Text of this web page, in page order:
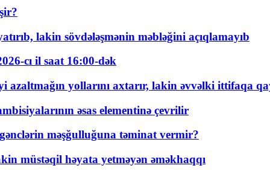
lakin sövdələşmənin məbləğini açıqlamayıb
cı il saat 16:00-dək
yollarını axtarır, lakin əvvəlki ittifaqa
əsas elementinə çevrilir
məşğulluğuna təminat vermir?
müstəqil həyata yetməyən əməkhaqqı